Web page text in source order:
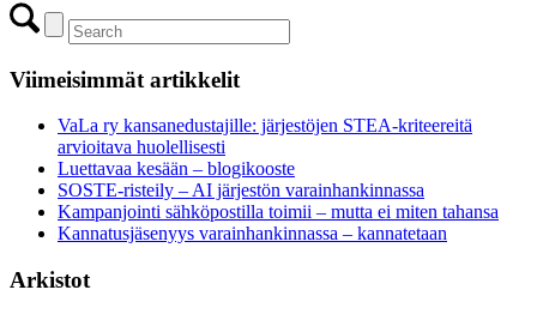
Viimeisimmät artikkelit
VaLa ry kansanedustajille: järjestöjen STEA-kriteereitä
arvioitava huolellisesti
Luettavaa kesään – blogikooste
SOSTE-risteily – AI järjestön varainhankinnassa
Kampanjointi sähköpostilla toimii – mutta ei miten tahansa
Kannatusjäsenyys varainhankinnassa – kannatetaan
Arkistot